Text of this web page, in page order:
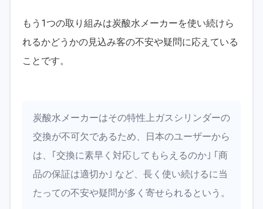
もう1つの取り組みは炭酸水メーカーを使い続けら
れるかどうかの見込み客の不安や疑問に応えている
ことです。
炭酸水メーカーはその特性上ガスシリンダーの
交換が不可欠であるため、日本のユーザーから
は、｢交換に素早く対応してもらえるのか｣ ｢商
品の保証は適切か｣ など、長く使い続けるに当
たっての不安や疑問が多く寄せられるという。